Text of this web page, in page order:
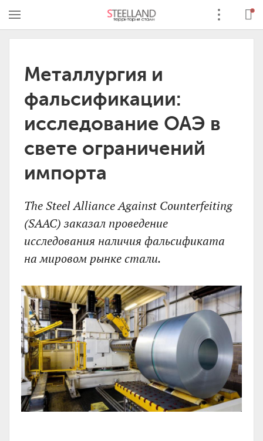
Металлургия и
фальсификации:
исследование ОАЭ в
свете ограничений
импорта
The Steel Alliance Against Counterfeiting
(SAAC) заказал проведение
исследования наличия фальсификата
на мировом рынке стали.